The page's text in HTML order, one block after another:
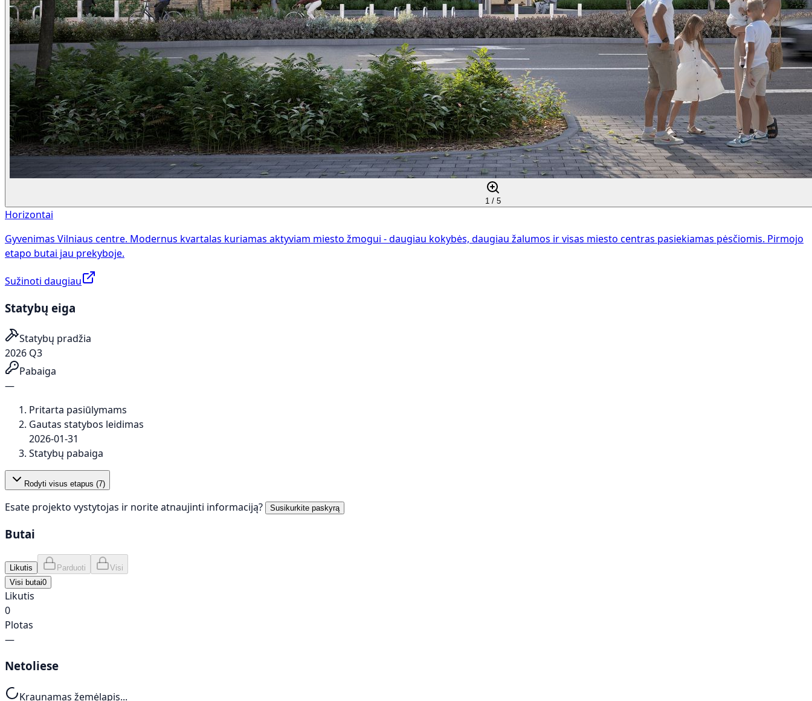
1 / 5
Horizontai
Gyvenimas Vilniaus centre. Modernus kvartalas kuriamas aktyviam miesto žmogui - daugiau kokybės, daugiau žalumos ir visas miesto centras pasiekiamas pėsčiomis. Pirmojo
etapo butai jau prekyboje.
Sužinoti daugiau
Statybų eiga
Statybų pradžia
2026 Q3
Pabaiga
—
Pritarta pasiūlymams
Gautas statybos leidimas
2026-01-31
Statybų pabaiga
Rodyti visus etapus (7)
Esate projekto vystytojas ir norite atnaujinti informaciją? Susikurkite paskyrą
Butai
Likutis Parduoti
Visi
Visi butai0
Likutis
0
Plotas
—
Netoliese
Kraunamas žemėlapis...